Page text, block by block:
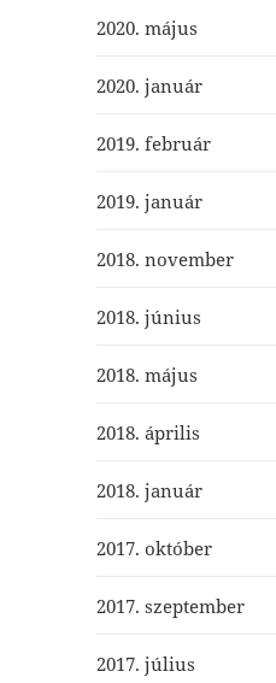
2020. május
2020. január
2019. február
2019. január
2018. november
2018. június
2018. május
2018. április
2018. január
2017. október
2017. szeptember
2017. július